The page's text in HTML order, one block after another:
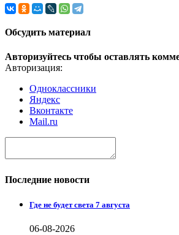
Обсудить материал
Авторизуйтесь чтобы оставлять
Авторизация:
Одноклассники
Яндекс
Вконтакте
Mail.ru
Последние новости
Где не будет света 7 августа
06-08-2026